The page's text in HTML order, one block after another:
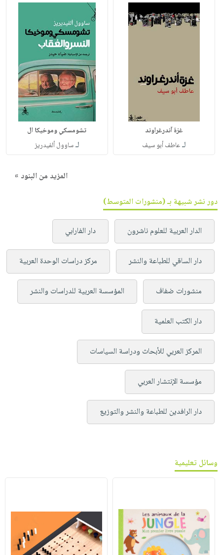
غزة آندرغراوند
لـعاطف أبو سيف
تشومسكي وموخيكا ال
لـساوول ألفيدريز
المزيد من البنود »
دور نشر شبيهة بـ (منشورات المتوسط)
الدار العربية للعلوم ناشرون دار الفارابي
دار الساقي للطباعة والنشر مركز دراسات الوحدة العربية
منشورات ضفاف المؤسسة العربية للدراسات والنشر
دار الكتب العلمية
المركز العربي للأبحاث ودراسة السياسات
مؤسسة الإنتشار العربي
دار الرافدين للطباعة والنشر والتوزيع
وسائل تعليمية